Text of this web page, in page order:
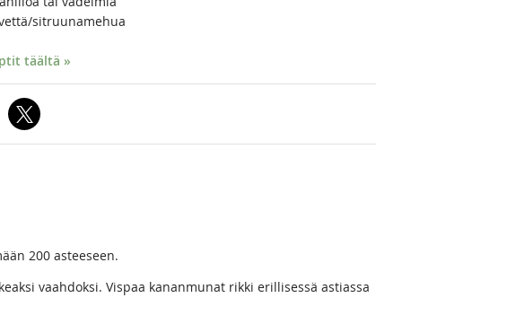
sitruunamehua
täältä »
200 asteeseen.
vaahdoksi. Vispaa kananmunat rikki erillisessä astiassa